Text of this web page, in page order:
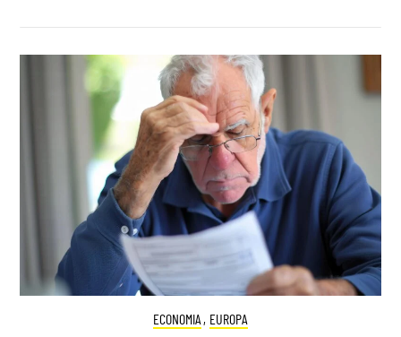
ECONOMIA , EUROPA